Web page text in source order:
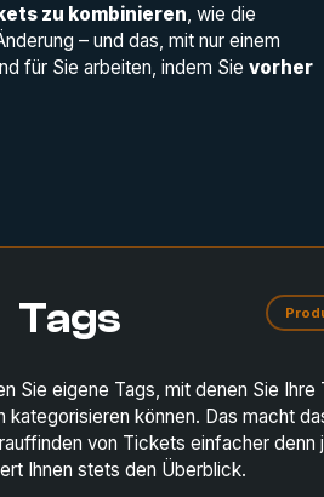
zu kombinieren, wie die
– und das, mit nur einem
für Sie arbeiten, indem Sie vorher
Tags
Sie eigene Tags, mit denen Sie
kategorisieren können. Das macht
von Tickets einfacher denn
Ihnen stets den Überblick.